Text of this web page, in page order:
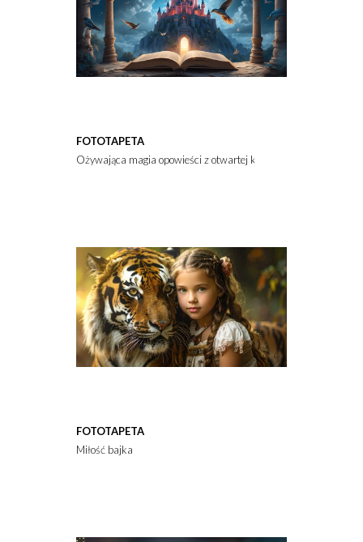
FOTOTAPETA
Ożywająca magia opowieści z otwartej książki
FOTOTAPETA
Miłość bajka